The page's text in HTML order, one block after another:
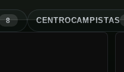
8 CENTROCAMPISTAS